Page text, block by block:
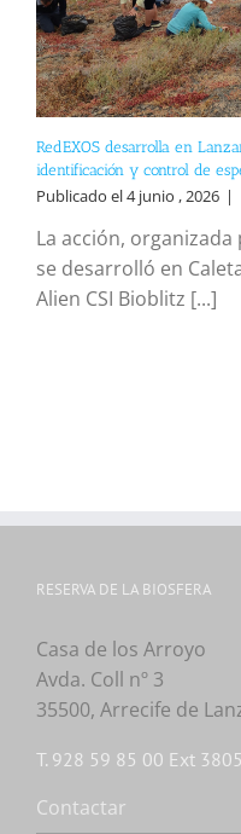
RedEXOS desarrolla en
identificación y control de
Publicado el 4 junio , 2026 |
La acción, organizada
se desarrolló en
Alien CSI Bioblitz [...]
RESERVA DE LA BIOSFERA
Casa de los Arroyo
Avda. Coll nº 3
35500, Arrecife de
T. 928 59 85 00 Ext
Contactar